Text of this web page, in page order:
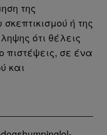
της
ή της
ότι θέλεις
πιστέψεις, σε ένα
και